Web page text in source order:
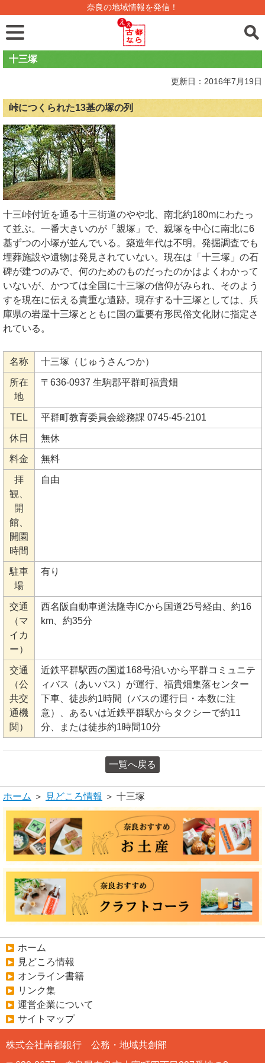
奈良の地域情報を発信！
十三塚
更新日：2016年7月19日
峠につくられた13基の塚の列
十三峠付近を通る十三街道のやや北、南北約180mにわたっ
て並ぶ。一番大きいのが「親塚」で、親塚を中心に南北に6
基ずつの小塚が並んでいる。築造年代は不明。発掘調査でも
埋葬施設や遺物は発見されていない。現在は「十三塚」の石
碑が建つのみで、何のためのものだったのかはよくわかって
いないが、かつては全国に十三塚の信仰がみられ、そのよう
すを現在に伝える貴重な遺跡。現存する十三塚としては、兵
庫県の岩屋十三塚とともに国の重要有形民俗文化財に指定さ
れている。
名称 十三塚（じゅうさんつか）
所在
地
〒636-0937 生駒郡平群町福貴畑
TEL 平群町教育委員会総務課 0745-45-2101
休日 無休
料金 無料
拝
観、
開
館、
開園
時間
自由
駐車
場
有り
交通
（マ
イカ
ー）
西名阪自動車道法隆寺ICから国道25号経由、約16
km、約35分
交通
（公
共交
通機
関）
近鉄平群駅西の国道168号沿いから平群コミュニテ
ィバス（あいバス）が運行、福貴畑集落センター
下車、徒歩約1時間（バスの運行日・本数に注
意）、あるいは近鉄平群駅からタクシーで約11
分、または徒歩約1時間10分
一覧へ戻る
ホーム ＞ 見どころ情報 ＞ 十三塚
ホーム
見どころ情報
オンライン書籍
リンク集
運営企業について
サイトマップ
株式会社南都銀行 公務・地域共創部